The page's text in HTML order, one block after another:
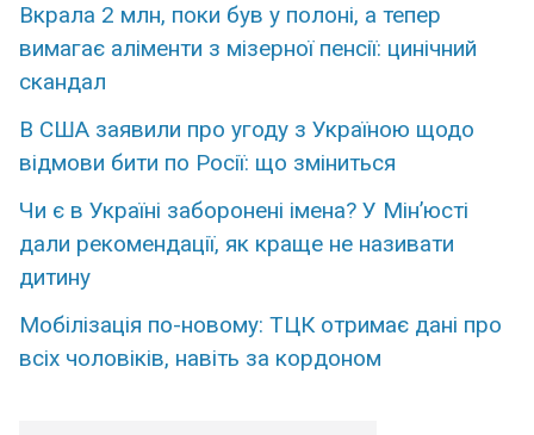
Вкрала 2 млн, поки був у полоні, а тепер
вимагає аліменти з мізерної пенсії: цинічний
скандал
В США заявили про угоду з Україною щодо
відмови бити по Росії: що зміниться
Чи є в Україні заборонені імена? У Мін’юсті
дали рекомендації, як краще не називати
дитину
Мобілізація по-новому: ТЦК отримає дані про
всіх чоловіків, навіть за кордоном